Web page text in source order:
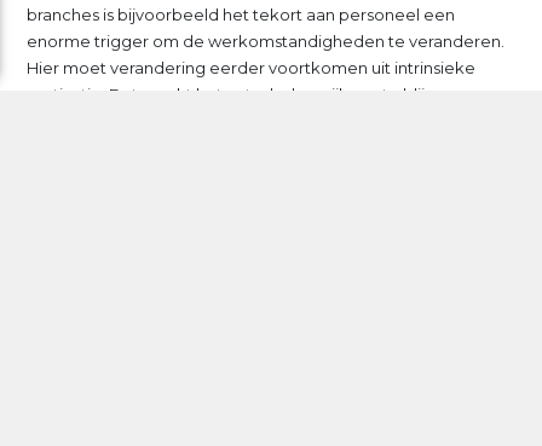
branches is bijvoorbeeld het tekort aan personeel een
enorme trigger om de werkomstandigheden te veranderen.
Hier moet verandering eerder voortkomen uit intrinsieke
motivatie. Dat maakt het extra belangrijk om te blijven